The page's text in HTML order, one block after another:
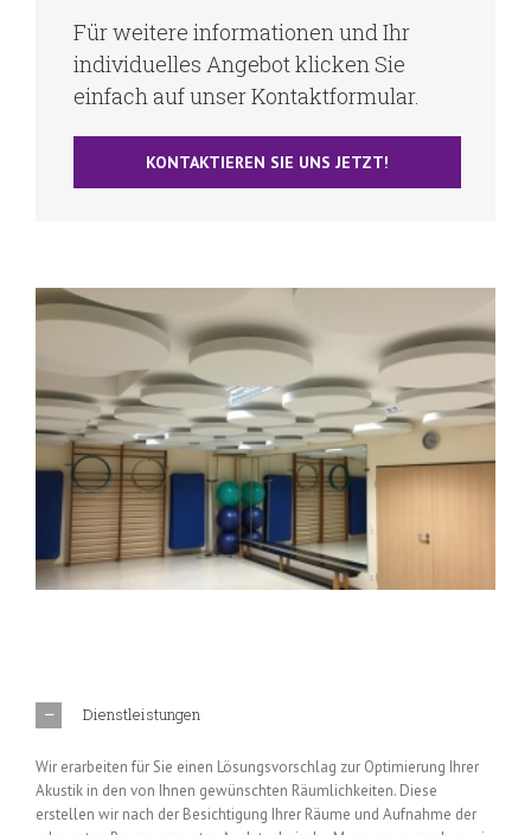
Für weitere informationen und Ihr
individuelles Angebot klicken Sie
einfach auf unser Kontaktformular.
KONTAKTIEREN SIE UNS JETZT!
Dienstleistungen
Wir erarbeiten für Sie einen Lösungsvorschlag zur Optimierung Ihrer
Akustik in den von Ihnen gewünschten Räumlichkeiten. Diese
erstellen wir nach der Besichtigung Ihrer Räume und Aufnahme der